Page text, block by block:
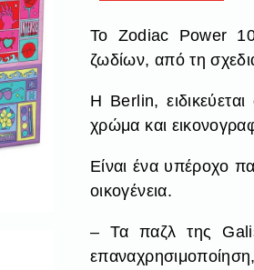
Το Zodiac Power
ζωδίων, από τη
Η Berlin,
χρώμα και
Είναι ένα υπέροχο
οικογένεια.
– Τα παζλ της